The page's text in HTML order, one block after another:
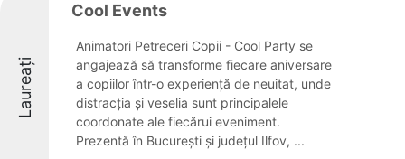
Laureați
Cool Events
Animatori Petreceri Copii - Cool Party se
angajează să transforme fiecare aniversare
a copiilor într-o experiență de neuitat, unde
distracția și veselia sunt principalele
coordonate ale fiecărui eveniment.
Prezentă în București și județul Ilfov, ...